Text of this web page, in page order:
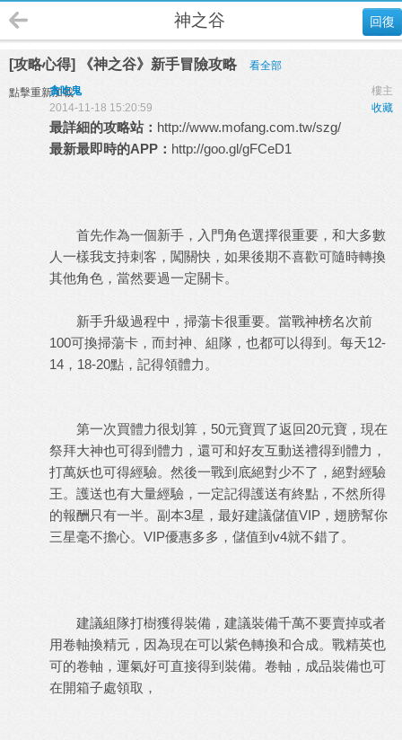
回復
神之谷
[攻略心得] 《神之谷》新手冒險攻略 看全部
點擊重新加載 樓主
貪吃鬼
收藏
2014-11-18 15:20:59
最詳細的攻略站： http://www.mofang.com.tw/szg/
最新最即時的APP： http://goo.gl/gFCeD1
首先作為一個新手，入門角色選擇很重要，和大多數
人一樣我支持刺客，闖關快，如果後期不喜歡可隨時轉換
其他角色，當然要過一定關卡。
新手升級過程中，掃蕩卡很重要。當戰神榜名次前
100可換掃蕩卡，而封神、組隊，也都可以得到。每天12-
14 ， 18-20點，記得領體力。
第一次買體力很划算， 50元寶買了返回20元寶，現在
祭拜大神也可得到體力，還可和好友互動送禮得到體力，
打萬妖也可得經驗。然後一戰到底絕對少不了，絕對經驗
王。護送也有大量經驗，一定記得護送有終點，不然所得
的報酬只有一半。副本3星，最好建議儲值VIP ，翅膀幫你
三星毫不擔心。 VIP優惠多多，儲值到 v4就不錯了。
建議組隊打樹獲得裝備，建議裝備千萬不要賣掉或者
用卷軸換精元，因為現在可以紫色轉換和合成。戰精英也
可的卷軸，運氣好可直接得到裝備。卷軸，成品裝備也可
在開箱子處領取，